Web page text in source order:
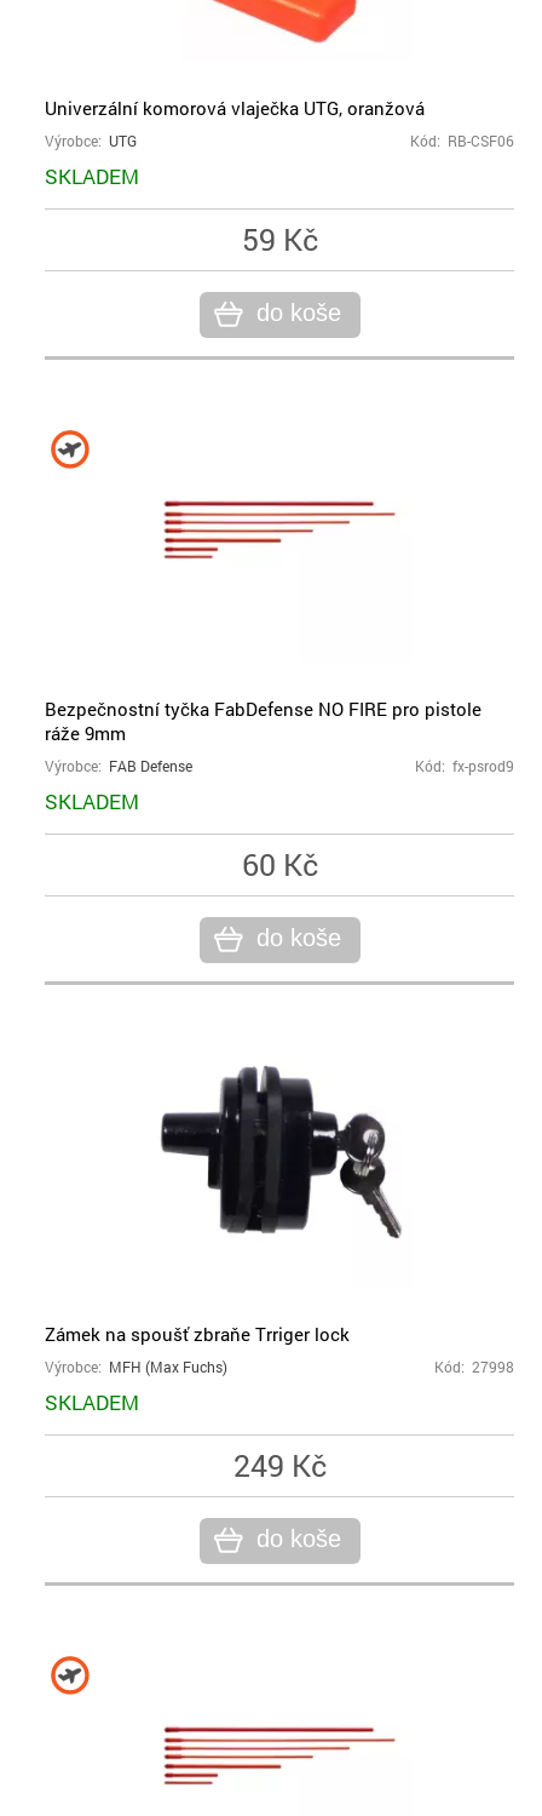
Univerzální komorová vlaječka UTG, oranžová
Výrobce: UTG Kód: RB-CSF06
SKLADEM
59 Kč
do koše
Bezpečnostní tyčka FabDefense NO FIRE pro pistole
ráže 9mm
Výrobce: FAB Defense Kód: fx-psrod9
SKLADEM
60 Kč
do koše
Zámek na spoušť zbraňe Trriger lock
Výrobce: MFH (Max Fuchs) Kód: 27998
SKLADEM
249 Kč
do koše